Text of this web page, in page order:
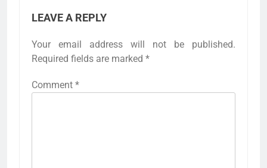
LEAVE A REPLY
Your email address will not be published.
Required fields are marked *
Comment *